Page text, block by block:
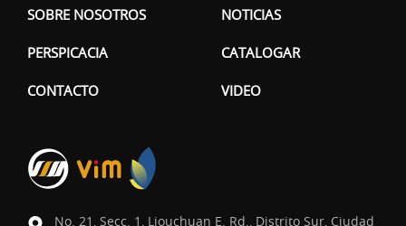
SOBRE NOSOTROS NOTICIAS
PERSPICACIA CATALOGAR
CONTACTO VIDEO
No. 21, Secc. 1, Liouchuan E. Rd., Distrito Sur, Ciudad